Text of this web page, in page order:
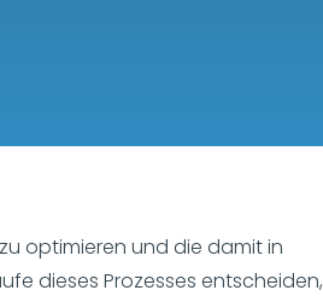
optimieren und die damit in
dieses Prozesses entscheiden,